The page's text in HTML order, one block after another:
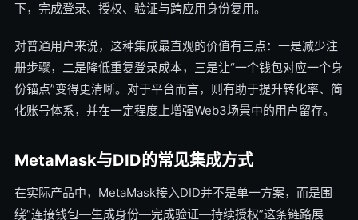
下，完成登录、授权、验证与跨应用身份复用。
对普通用户来说，这种集成最直观的价值有三点：一是减少注
册步骤，二是降低重复登录成本，三是让“一个钱包对应一个身
份锚点”变得更清晰。对于平台而言，则有助于提升转化率、简
化账号体系，并在一定程度上增强Web3场景中的用户留存。
MetaMask与DID的常见集成方式
在实际产品中，MetaMask接入DID并不是单一方案，而是围
绕“连接钱包—生成身份—完成验证—持续授权”这条链路展